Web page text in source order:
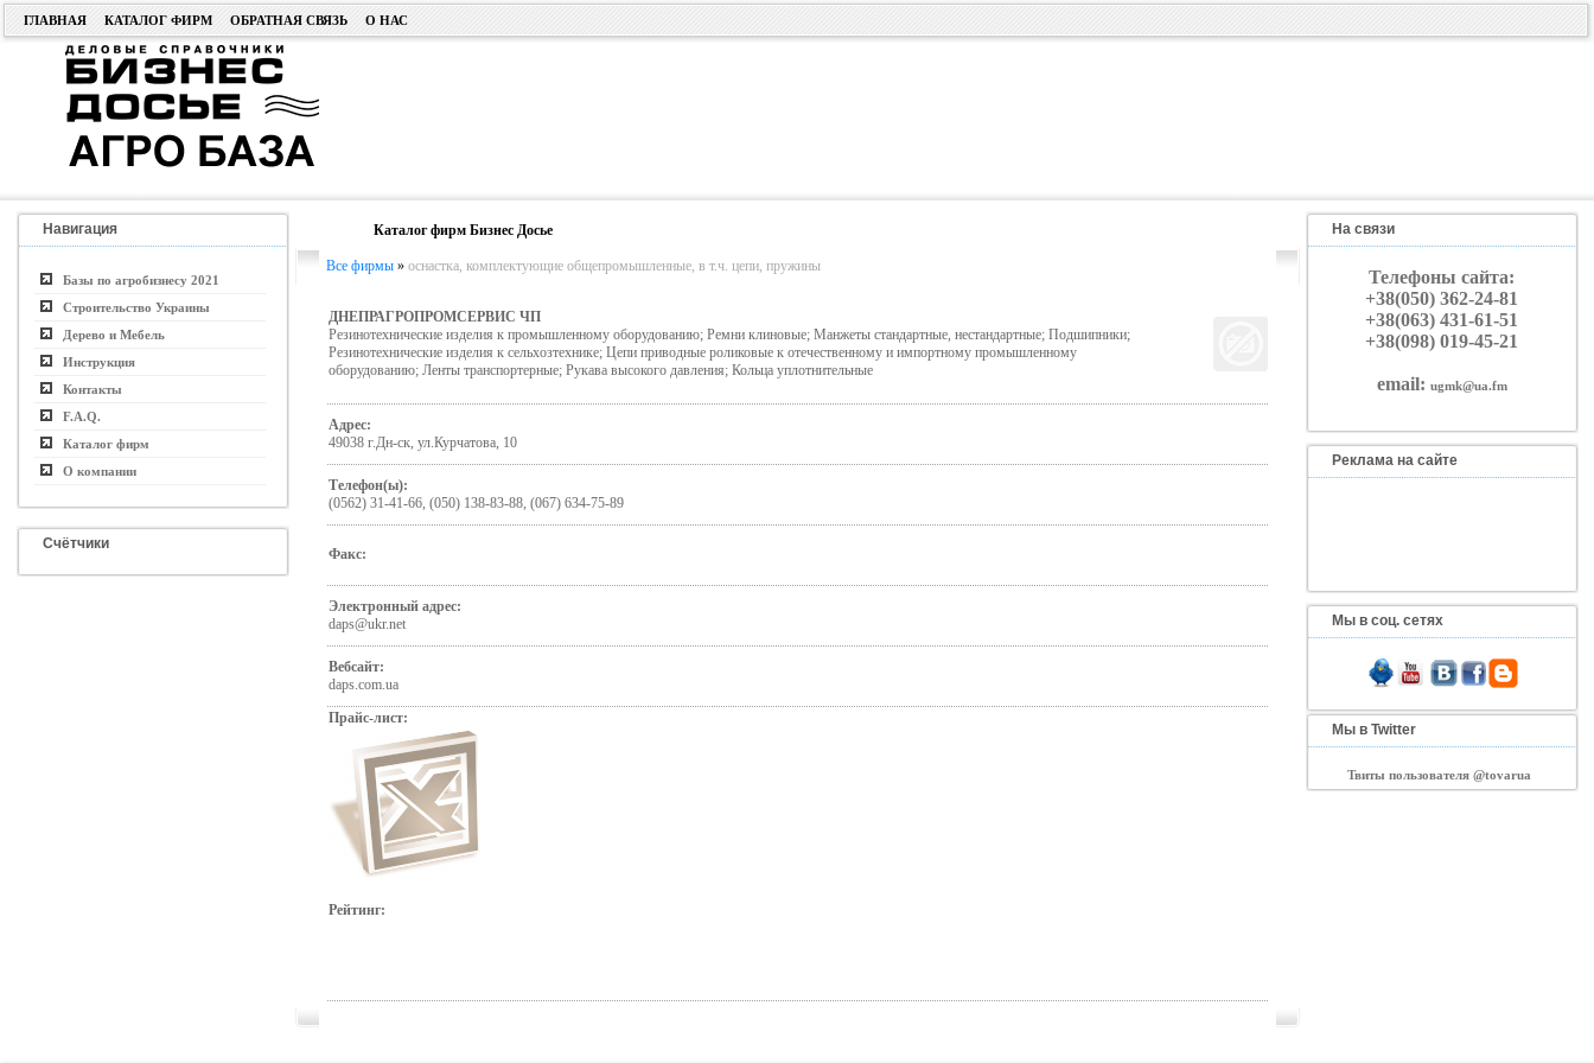
ГЛАВНАЯ КАТАЛОГ ФИРМ ОБРАТНАЯ СВЯЗЬ О НАС
Навигация
Базы по агробизнесу 2021
Строительство Украины
Дерево и Мебель
Инструкция
Контакты
F.A.Q.
Каталог фирм
О компании
Счётчики
Каталог фирм Бизнес Досье
Все фирмы» оснастка, комплектующие общепромышленные, в т.ч. цепи, пружины
ДНЕПРАГРОПРОМСЕРВИС ЧП
Резинотехнические изделия к промышленному оборудованию; Ремни клиновые; Манжеты стандартные, нестандартные; Подшипники;
Резинотехнические изделия к сельхозтехнике; Цепи приводные роликовые к отечественному и импортному промышленному
оборудованию; Ленты транспортерные; Рукава высокого давления; Кольца уплотнительные
Адрес:
49038 г.Дн-ск, ул.Курчатова, 10
Телефон(ы):
(0562) 31-41-66, (050) 138-83-88, (067) 634-75-89
Факс:
Электронный адрес:
daps@ukr.net
Вебсайт:
daps.com.ua
Прайс-лист:
Рейтинг:
На связи
Телефоны сайта:
+38(050) 362-24-81
+38(063) 431-61-51
+38(098) 019-45-21
email: ugmk@ua.fm
Реклама на сайте
Мы в соц. сетях
Мы в Twitter
Твиты пользователя @tovarua